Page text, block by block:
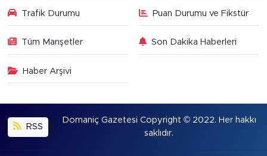
Trafik Durumu Puan Durumu ve Fikstür
Tüm Manşetler Son Dakika Haberleri
Haber Arşivi
RSS
Domaniç Gazetesi Copyright © 2022. Her hakkı
saklıdır.